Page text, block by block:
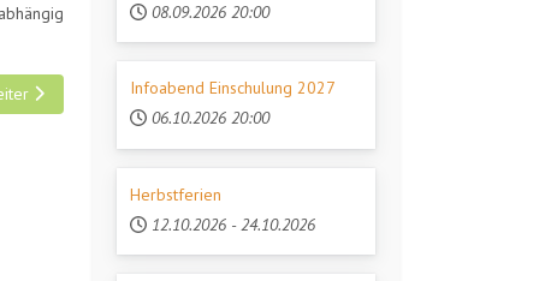
Beitrag: Stimmt es, dass Waldorfschulen immer sehr große Klassen
08.09.2026 20:00
Infoabend Einschulung 2027
06.10.2026 20:00
Herbstferien
12.10.2026 - 24.10.2026